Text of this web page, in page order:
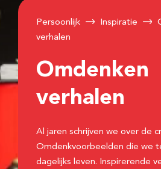
Persoonlijk Inspiratie
verhalen
Omdenken
verhalen
Al jaren schrijven we over de
Omdenkvoorbeelden die we
dagelijks leven. Inspirerende